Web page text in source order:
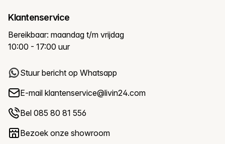
Klantenservice
Bereikbaar: maandag t/m vrijdag
10:00 - 17:00 uur
Stuur bericht op Whatsapp
E-mail klantenservice@livin24.com
Bel 085 80 81 556
Bezoek onze showroom